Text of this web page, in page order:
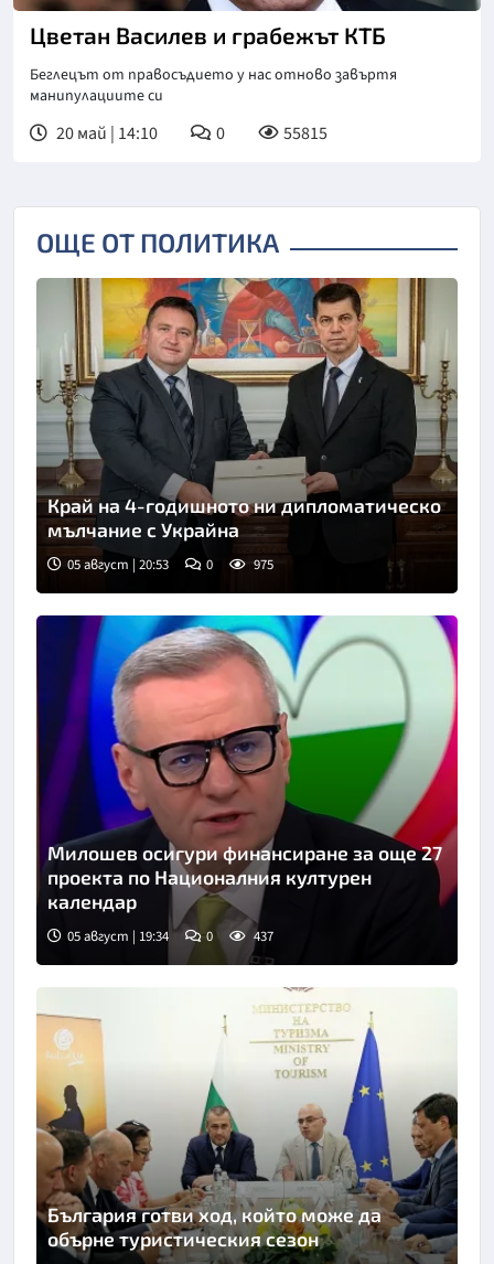
Цветан Василев и грабежът КТБ
Беглецът от правосъдието у нас отново завъртя
манипулациите си
20 май | 14:10 0 55815
ОЩЕ ОТ ПОЛИТИКА
Край на 4-годишното ни дипломатическо
мълчание с Украйна
05 август | 20:53 0 975
Снимка: Нова телевизия
Милошев осигури финансиране за още 27
проекта по Националния културен
календар
05 август | 19:34 0 437
България готви ход, който може да
обърне туристическия сезон